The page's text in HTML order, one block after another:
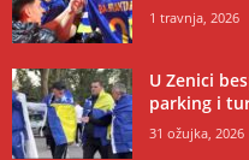
1 travnja, 2026
U Zenici
parking i
31 ožujka, 2026